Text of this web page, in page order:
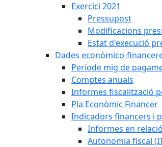
Exercici 2021
Pressupost
Modificacions
Estat d'execució
Dades econòmico-
Període mig de
Comptes anuals
Informes fiscalització
Pla Econòmic Financer
Indicadors financers i
Informes en
Autonomia fiscal